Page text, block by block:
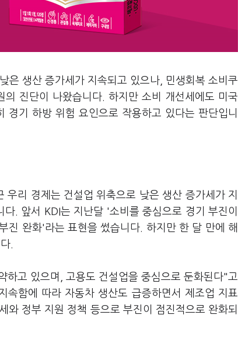
은 생산 증가세가 지속되고 있으나, 민생회복 소비쿠
진단이 나왔습니다. 하지만 소비 개선세에도 미국
기 하방 위험 요인으로 작용하고 있다는 판단입니
리 경제는 건설업 위축으로 낮은 생산 증가세가 지
. 앞서 KDI는 지난달 '소비를 중심으로 경기 부진이
진 완화'라는 표현을 썼습니다. 하지만 한 달 만에 해
.
하고 있으며, 고용도 건설업을 중심으로 둔화된다"고
속함에 따라 자동차 생산도 급증하면서 제조업 지표
정부 지원 정책 등으로 부진이 점진적으로 완화되